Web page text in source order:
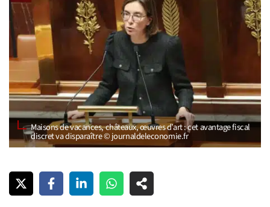
Maisons de vacances, châteaux, œuvres d’art : cet avantage fiscal
discret va disparaître © journaldeleconomie.fr